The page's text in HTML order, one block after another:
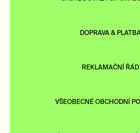
DOPRAVA &
REKLAMAČNÍ ŘÁD
VŠEOBECNÉ OBCHODNÍ